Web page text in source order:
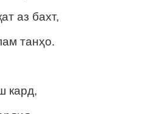
аз бахт,
танҳо.
кард,